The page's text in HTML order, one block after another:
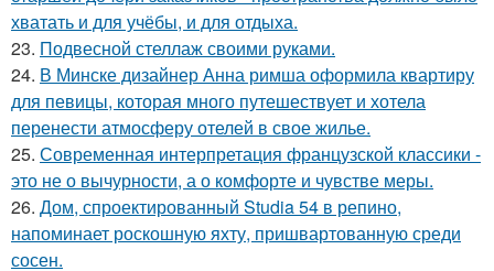
хватать и для учёбы, и для отдыха.
23. Подвесной стеллаж своими руками.
24. В Минске дизайнер Анна римша оформила квартиру
для певицы, которая много путешествует и хотела
перенести атмосферу отелей в свое жилье.
25. Современная интерпретация французской классики -
это не о вычурности, а о комфорте и чувстве меры.
26. Дом, спроектированный Studia 54 в репино,
напоминает роскошную яхту, пришвартованную среди
сосен.